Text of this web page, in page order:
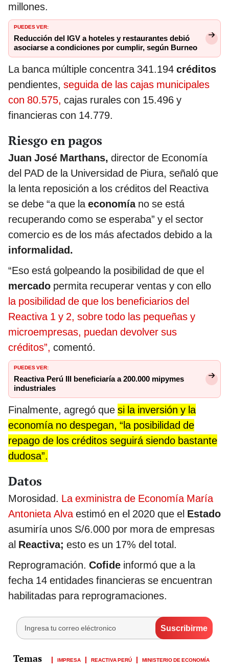
millones.
PUEDES VER:
Reducción del IGV a hoteles y restaurantes debió
asociarse a condiciones por cumplir, según Burneo
La banca múltiple concentra 341.194 créditos
pendientes, seguida de las cajas municipales
con 80.575, cajas rurales con 15.496 y
financieras con 14.779.
Riesgo en pagos
Juan José Marthans, director de Economía
del PAD de la Universidad de Piura, señaló que
la lenta reposición a los créditos del Reactiva
se debe “a que laeconomíano se está
recuperando como se esperaba” y el sector
comercio es de los más afectados debido a la
informalidad.
“Eso está golpeando la posibilidad de que el
mercado permita recuperar ventas y con ello
la posibilidad de que los beneficiarios del
Reactiva 1 y 2, sobre todo las pequeñas y
microempresas, puedan devolver sus
créditos”, comentó.
PUEDES VER:
Reactiva Perú III beneficiaría a 200.000 mipymes
industriales
Finalmente, agregó que si la inversión y la
economía no despegan, “la posibilidad de
repago de los créditos seguirá siendo bastante
dudosa”.
Datos
Morosidad. La exministra de Economía María
Antonieta Alvaestimó en el 2020 que el Estado
asumiría unos S/6.000 por mora de empresas
al Reactiva; esto es un 17% del total.
Reprogramación. Cofide informó que a la
fecha 14 entidades financieras se encuentran
habilitadas para reprogramaciones.
IMPRESA REACTIVA PERÚ MINISTERIO DE ECONOMÍA